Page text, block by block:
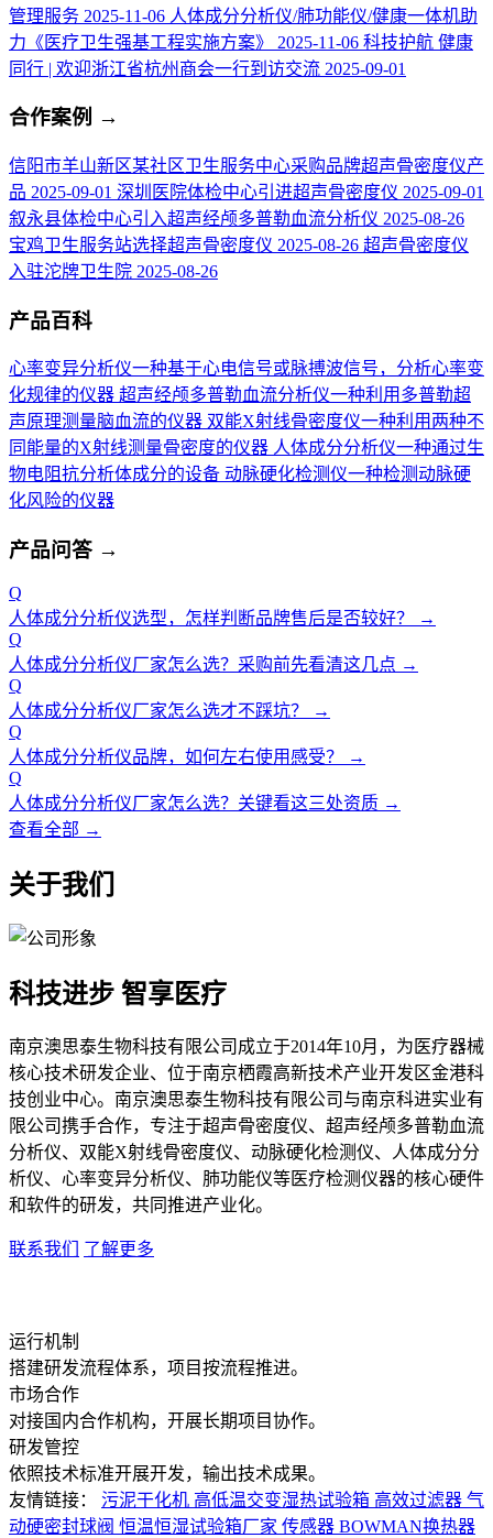
管理服务 2025-11-06 人体成分分析仪/肺功能仪/健康一体机助
力《医疗卫生强基工程实施方案》
2025-11-06 科技护航 健康
同行 | 欢迎浙江省杭州商会一行到访交流 2025-09-01
合作案例 →
信阳市羊山新区某社区卫生服务中心采购品牌超声骨密度仪产
品 2025-09-01 深圳医院体检中心引进超声骨密度仪 2025-09-01
叙永县体检中心引入超声经颅多普勒血流分析仪 2025-08-26
宝鸡卫生服务站选择超声骨密度仪 2025-08-26 超声骨密度仪
入驻沱牌卫生院 2025-08-26
产品百科
心率变异分析仪一种基于心电信号或脉搏波信号，分析心率变
化规律的仪器 超声经颅多普勒血流分析仪一种利用多普勒超
声原理测量脑血流的仪器 双能X射线骨密度仪一种利用两种不
同能量的X射线测量骨密度的仪器 人体成分分析仪一种通过生
物电阻抗分析体成分的设备 动脉硬化检测仪一种检测动脉硬
化风险的仪器
产品问答 →
Q
人体成分分析仪选型，怎样判断品牌售后是否较好？
→
Q
人体成分分析仪厂家怎么选？采购前先看清这几点 →
Q
人体成分分析仪厂家怎么选才不踩坑？
→
Q
人体成分分析仪品牌，如何左右使用感受？
→
Q
人体成分分析仪厂家怎么选？关键看这三处资质 →
查看全部 →
关于我们
科技进步 智享医疗
南京澳思泰生物科技有限公司成立于2014年10月，为医疗器械
核心技术研发企业、位于南京栖霞高新技术产业开发区金港科
技创业中心。南京澳思泰生物科技有限公司与南京科进实业有
限公司携手合作，专注于超声骨密度仪、超声经颅多普勒血流
分析仪、双能X射线骨密度仪、动脉硬化检测仪、人体成分分
析仪、心率变异分析仪、肺功能仪等医疗检测仪器的核心硬件
和软件的研发，共同推进产业化。
联系我们 了解更多
运行机制
搭建研发流程体系，项目按流程推进。
市场合作
对接国内合作机构，开展长期项目协作。
研发管控
依照技术标准开展开发，输出技术成果。
友情链接：
污泥干化机 高低温交变湿热试验箱 高效过滤器 气
动硬密封球阀 恒温恒湿试验箱厂家 传感器 BOWMAN换热器